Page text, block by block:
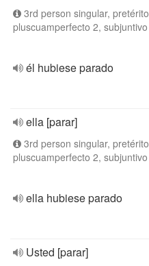
3rd person singular, pretérito
pluscuamperfecto 2, subjuntivo
él hubiese parado
ella [parar]
3rd person singular, pretérito
pluscuamperfecto 2, subjuntivo
ella hubiese parado
Usted [parar]